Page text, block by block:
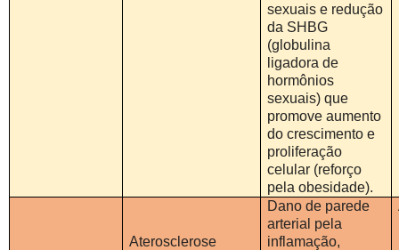
sexuais e redução
da SHBG
(globulina
ligadora de
hormônios
sexuais) que
promove aumento
do crescimento e
proliferação
celular (reforço
pela obesidade).
Aterosclerose
Dano de parede
arterial pela
inflamação,